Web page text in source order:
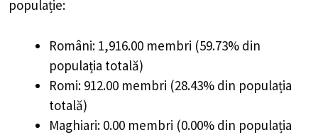
populație:
Români: 1,916.00 membri (59.73% din
populația totală)
Romi: 912.00 membri (28.43% din populația
totală)
Maghiari: 0.00 membri (0.00% din populația